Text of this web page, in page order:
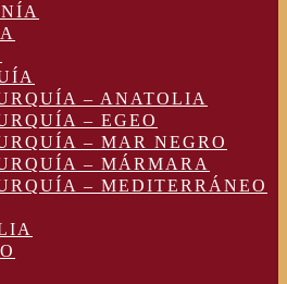
– ANATOLIA
– EGEO
– MAR NEGRO
– MÁRMARA
– MEDITERRÁNEO